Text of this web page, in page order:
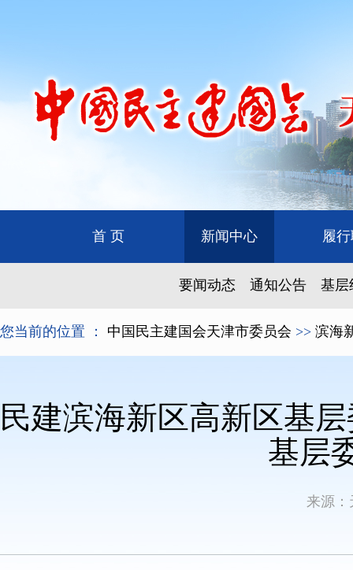
首 页 新闻中心 履
要闻动态 通知公告 基层
您当前的位置 ： 中国民主建国会天津市委员会 >> 滨海
民建滨海新区高新区基
基层
来源